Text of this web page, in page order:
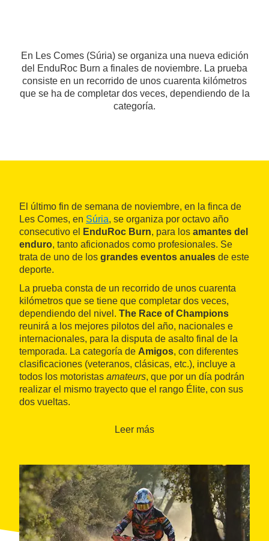
En Les Comes (Súria) se organiza una nueva edición
del EnduRoc Burn a finales de noviembre. La prueba
consiste en un recorrido de unos cuarenta kilómetros
que se ha de completar dos veces, dependiendo de la
categoría.
El último fin de semana de noviembre, en la finca de
Les Comes, en Súria, se organiza por octavo año
consecutivo el
EnduRoc Burn, para los amantes del
enduro, tanto aficionados como profesionales. Se
trata de uno de los grandes eventos anuales de este
deporte.
La prueba consta de un recorrido de unos cuarenta
kilómetros que se tiene que completar dos veces,
dependiendo del nivel. The Race of Champions
reunirá a los mejores pilotos del año, nacionales e
internacionales, para la disputa de asalto final de la
temporada. La categoría de Amigos, con diferentes
clasificaciones (veteranos, clásicas, etc.), incluye a
todos los motoristas amateurs, que por un día podrán
realizar el mismo trayecto que el rango Élite, con sus
dos vueltas.
Leer más